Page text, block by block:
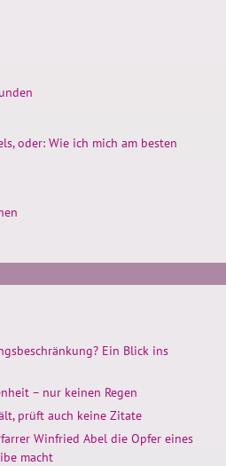
oder: Wie ich mich am besten
Ein Blick ins
– nur keinen Regen
prüft auch keine Zitate
Winfried Abel die Opfer eines
macht